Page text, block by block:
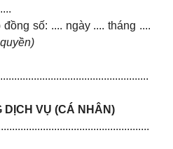
số: .... ngày .... tháng ....
DỊCH VỤ (CÁ NHÂN)